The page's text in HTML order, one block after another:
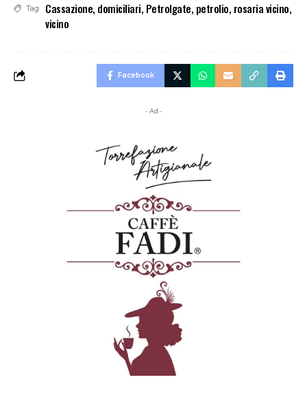
Tag Cassazione, domiciliari, Petrolgate, petrolio, rosaria vicino,
vicino
Facebook
- Ad -